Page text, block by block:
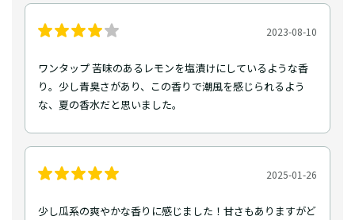
2023-08-10
ワンタップ 苦味のあるレモンを塩漬けにしているような香
り。少し青臭さがあり、この香りで潮風を感じられるよう
な、夏の香水だと思いました。
2025-01-26
少し瓜系の爽やかな香りに感じました！甘さもありますがど